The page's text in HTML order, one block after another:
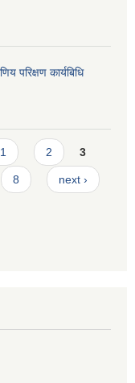
परिक्षण कार्यबिधि
1 2 3
8 next ›